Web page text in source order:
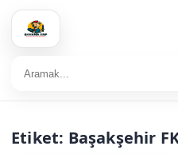
Etiket: Başakşehir